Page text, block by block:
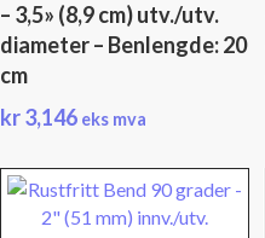
– 3,5» (8,9 cm) utv./utv.
diameter – Benlengde: 20
cm
kr3,146 eks mva